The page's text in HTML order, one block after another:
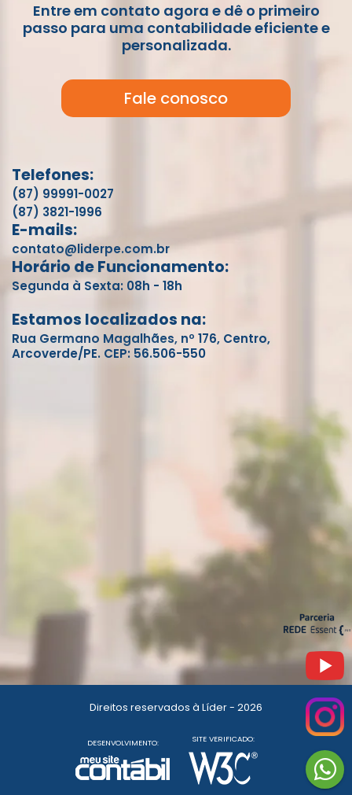
Entre em contato agora e dê o primeiro
passo para uma contabilidade eficiente e
personalizada.
Fale conosco
Telefones:
(87) 99991-0027
(87) 3821-1996
E-mails:
contato@liderpe.com.br
Horário de Funcionamento:
Segunda à Sexta: 08h - 18h
Estamos localizados na:
Rua Germano Magalhães, nº 176, Centro,
Arcoverde/PE. CEP: 56.506-550
Direitos reservados à Líder - 2026
DESENVOLVIMENTO: SITE VERIFICADO: